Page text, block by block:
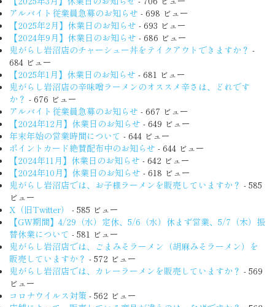
アルバイト従業員急募のお知らせ - 698 ビュー
【2025年2月】休業日のお知らせ - 693 ビュー
【2024年9月】休業日のお知らせ - 686 ビュー
鬼がらし岩沼店のチャーシュー丼をテイクアウトできますか？ -
684 ビュー
【2025年1月】休業日のお知らせ - 681 ビュー
鬼がらし岩沼店の辛味噌ラーメンのオススメ辛さは、どれです
か？ - 676 ビュー
アルバイト従業員急募のお知らせ - 667 ビュー
【2024年12月】休業日のお知らせ - 649 ビュー
年末年始の営業時間について - 644 ビュー
ポイントカード絶賛配布中のお知らせ - 644 ビュー
【2024年11月】休業日のお知らせ - 642 ビュー
【2024年10月】休業日のお知らせ - 618 ビュー
鬼がらし岩沼店では、お子様ラーメンを販売していますか？ - 585
ビュー
X（旧Twitter）
- 585 ビュー
【GW期間】4/29（水）定休、5/6（水）休まず営業、5/7（木）振
替休業について - 581 ビュー
鬼がらし岩沼店では、ごまみそラーメン（胡麻みそラーメン）を
販売していますか？ - 572 ビュー
鬼がらし岩沼店では、カレーラーメンを販売していますか？ - 569
ビュー
コロナウイルス対策 - 562 ビュー